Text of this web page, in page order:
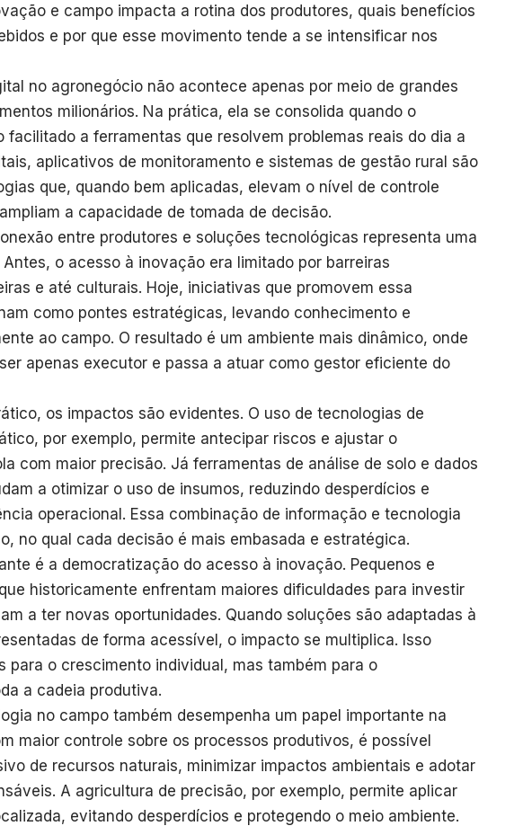
e campo impacta a rotina dos produtores, quais benefícios
e por que esse movimento tende a se intensificar nos
no agronegócio não acontece apenas por meio de grandes
milionários. Na prática, ela se consolida quando o
facilitado a ferramentas que resolvem problemas reais do dia a
aplicativos de monitoramento e sistemas de gestão rural são
que, quando bem aplicadas, elevam o nível de controle
a capacidade de tomada de decisão.
entre produtores e soluções tecnológicas representa uma
o acesso à inovação era limitado por barreiras
e até culturais. Hoje, iniciativas que promovem essa
como pontes estratégicas, levando conhecimento e
ao campo. O resultado é um ambiente mais dinâmico, onde
apenas executor e passa a atuar como gestor eficiente do
os impactos são evidentes. O uso de tecnologias de
por exemplo, permite antecipar riscos e ajustar o
com maior precisão. Já ferramentas de análise de solo e dados
a otimizar o uso de insumos, reduzindo desperdícios e
operacional. Essa combinação de informação e tecnologia
no qual cada decisão é mais embasada e estratégica.
é a democratização do acesso à inovação. Pequenos e
historicamente enfrentam maiores dificuldades para investir
a ter novas oportunidades. Quando soluções são adaptadas à
de forma acessível, o impacto se multiplica. Isso
para o crescimento individual, mas também para o
a cadeia produtiva.
no campo também desempenha um papel importante na
maior controle sobre os processos produtivos, é possível
de recursos naturais, minimizar impactos ambientais e adotar
A agricultura de precisão, por exemplo, permite aplicar
evitando desperdícios e protegendo o meio ambiente.